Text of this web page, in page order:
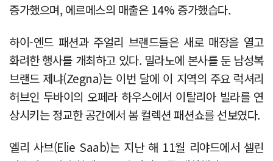
증가했으며, 에르메스의 매출은 14% 증가했습다.
하이-엔드 패션과 주얼리 브랜드들은 새로 매장을 열고
화려한 행사를 개최하고 있다. 밀라노에 본사를 둔 남성복
브랜드 제냐(Zegna)는 이번 달에 이 지역의 주요 럭셔리
허브인 두바이의 오페라 하우스에서 이탈리아 빌라를 연
상시키는 정교한 공간에서 봄 컬렉션 패션쇼를 선보였다.
엘리 사브(Elie Saab)는 지난 해 11월 리야드에서 셀린